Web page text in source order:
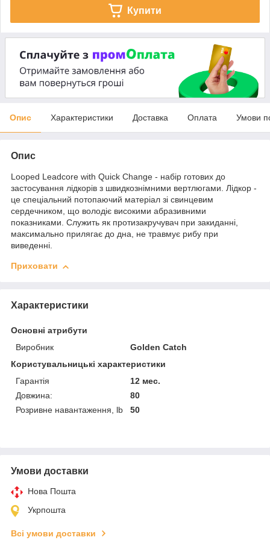
Купити
Опис Характеристики Доставка Оплата Умови
Опис
Looped Leadcore with Quick Change - набір готових до
застосування лідкорів з швидкознімними вертлюгами. Лідкор -
це спеціальний потопаючий матеріал зі свинцевим
сердечником, що володіє високими абразивними
показниками. Служить як протизакручувач при закиданні,
максимально прилягає до дна, не травмує рибу при
виведенні.
Приховати
Характеристики
Основні атрибути
Виробник
Golden Catch
Користувальницькі характеристики
Гарантія
12 мес.
Довжина:
80
Розривне навантаження, lb
50
Умови доставки
Нова Пошта
Укрпошта
Всі умови доставки